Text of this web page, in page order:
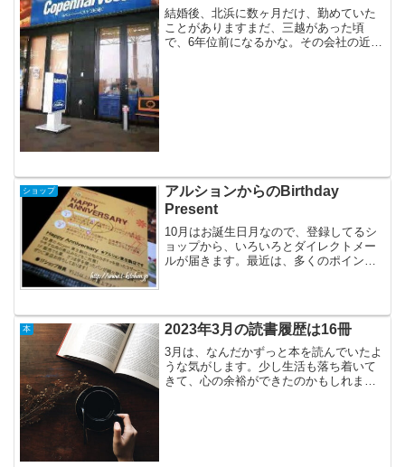
結婚後、北浜に数ヶ月だけ、勤めていた
ことがありますまだ、三越があった頃
で、6年位前になるかな。その会社の近く
ショップ
アルションからのBirthday
Present
10月はお誕生日月なので、登録してるシ
ョップから、いろいろとダイレクトメー
ルが届きます。最近は、多くのポイント
本 2023年3月の読書履歴は16冊
3月は、なんだかずっと本を読んでいたよ
うな気がします。少し生活も落ち着いて
きて、心の余裕ができたのかもしれませ